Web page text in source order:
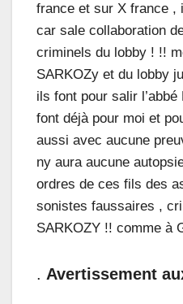
france et sur X france ,
car sale collaboration
criminels du lobby ! !!
SARKOZy et du lobby
ils font pour salir
font déjà pour moi et
aussi avec aucune
ny aura aucune
ordres de ces fils des
sonistes faussaires ,
SARKOZY !! comme à
. Avertissement